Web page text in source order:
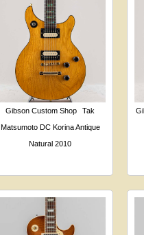
Gibson Custom Shop
Tak
Matsumoto DC Korina Antique
Natural 2010